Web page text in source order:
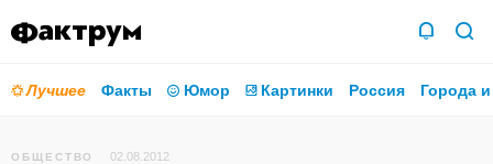
Лучшее Факты Юмор Картинки Россия Города
ОБЩЕСТВО 02.08.2012